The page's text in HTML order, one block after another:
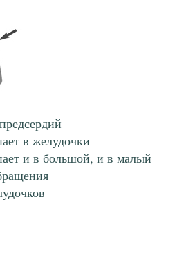
в желудочки
и в большой, и в малый